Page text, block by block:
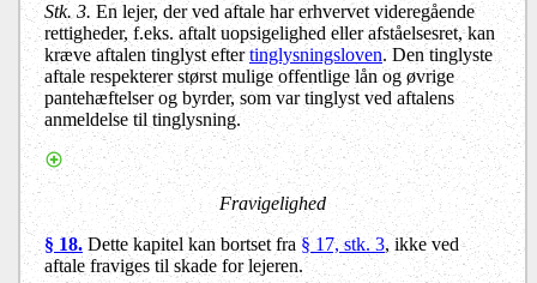
Stk. 3. En lejer, der ved aftale har erhvervet videregående
rettigheder, f.eks. aftalt uopsigelighed eller afståelsesret, kan
kræve aftalen tinglyst eftertinglysningsloven. Den tinglyste
aftale respekterer størst mulige offentlige lån og øvrige
pantehæftelser og byrder, som var tinglyst ved aftalens
anmeldelse til tinglysning.
Fravigelighed
§ 18.Dette kapitel kan bortset fra § 17, stk. 3, ikke ved
aftale fraviges til skade for lejeren.